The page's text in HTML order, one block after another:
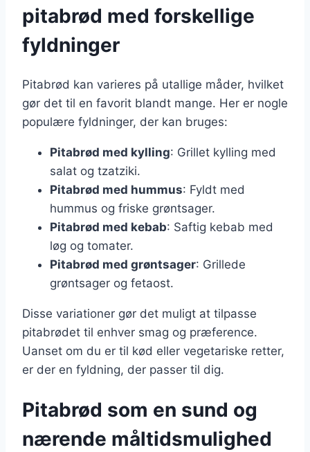
pitabrød med forskellige
fyldninger
Pitabrød kan varieres på utallige måder, hvilket
gør det til en favorit blandt mange. Her er nogle
populære fyldninger, der kan bruges:
Pitabrød med kylling: Grillet kylling med
salat og tzatziki.
Pitabrød med hummus: Fyldt med
hummus og friske grøntsager.
Pitabrød med kebab: Saftig kebab med
løg og tomater.
Pitabrød med grøntsager: Grillede
grøntsager og fetaost.
Disse variationer gør det muligt at tilpasse
pitabrødet til enhver smag og præference.
Uanset om du er til kød eller vegetariske retter,
er der en fyldning, der passer til dig.
Pitabrød som en sund og
nærende måltidsmulighed